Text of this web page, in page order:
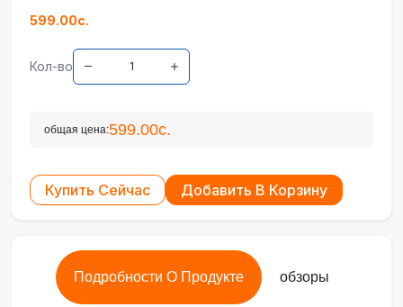
599.00с.
Кол-во
общая цена:599.00с.
Купить Сейчас Добавить В Корзину
Подробности О Продукте обзоры